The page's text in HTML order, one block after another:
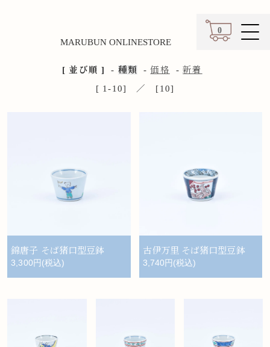
0
カート
MARUBUN ONLINESTORE
[ 並び順 ] - 種類 -価格 -新着
[ 1-10] ／ [10]
錦唐子 そば猪口型豆鉢
3,300円(税込)
古伊万里 そば猪口型豆鉢
3,740円(税込)